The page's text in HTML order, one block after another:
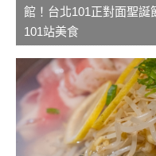
館！台北101正對面聖誕
101站美食